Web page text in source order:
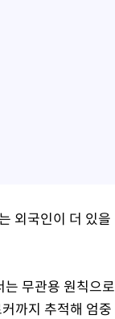
외국인이 더 있을
무관용 원칙으로
까지 추적해 엄중